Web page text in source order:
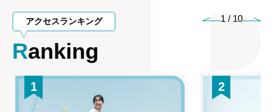
アクセスランキング
Ranking
1 / 10
1 2